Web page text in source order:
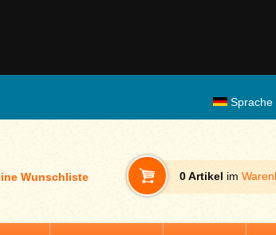
Sprache
Wunschliste 0 Artikel im